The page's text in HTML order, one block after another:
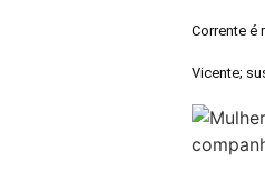
Corrente é
Vicente;